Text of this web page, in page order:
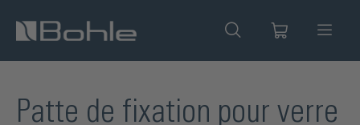
principal
Patte de fixation pour verre